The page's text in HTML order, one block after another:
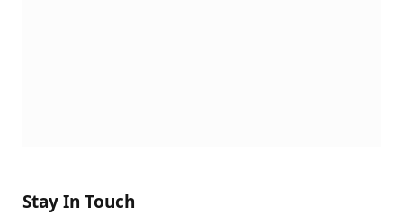
Stay In Touch